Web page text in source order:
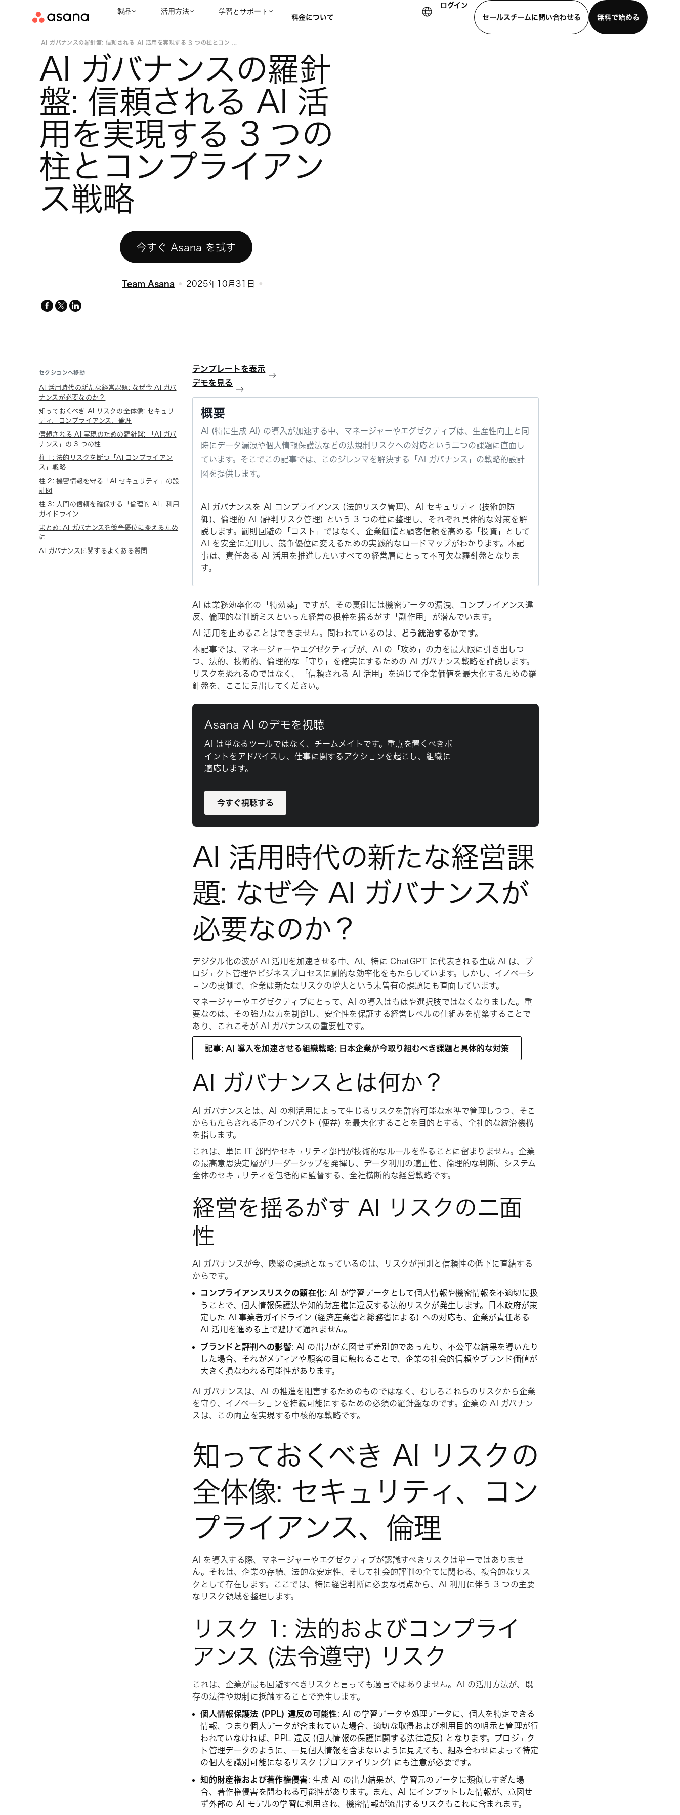
製品 活用方法 学習とサポート
料金について
ログイン
セールスチームに問い合わせる
無料で始める
AI ガバナンスの羅針盤: 信頼される AI 活用を実現する 3 つの柱とコン ...
AI ガバナンスの羅針
盤: 信頼される AI 活
用を実現する 3 つの
柱とコンプライアン
ス戦略
今すぐ Asana を試す
Team Asana 2025年10月31日
facebook
x-
linkedin
セクションへ移動
AI 活用時代の新たな経営課題: なぜ今 AI ガバ
ナンスが必要なのか？
知っておくべき AI リスクの全体像: セキュリ
ティ、コンプライアンス、倫理
信頼される AI 実現のための羅針盤: 「AI ガバ
ナンス」の 3 つの柱
柱 1: 法的リスクを断つ「AI コンプライアン
ス」戦略
柱 2: 機密情報を守る「AI セキュリティ」の設
計図
柱 3: 人間の信頼を確保する「倫理的 AI」利用
ガイドライン
まとめ: AI ガバナンスを競争優位に変えるため
に
AI ガバナンスに関するよくある質問
テンプレートを表示
デモを見る
概要
AI (特に生成 AI) の導入が加速する中、マネージャーやエグゼクティブは、生産性向上と同
時にデータ漏洩や個人情報保護法などの法規制リスクへの対応という二つの課題に直面し
ています。そこでこの記事では、このジレンマを解決する「AI ガバナンス」の戦略的設計
図を提供します。
AI ガバナンスを AI コンプライアンス (法的リスク管理)、AI セキュリティ (技術的防
御)、倫理的 AI (評判リスク管理) という 3 つの柱に整理し、それぞれ具体的な対策を解
説します。罰則回避の「コスト」ではなく、企業価値と顧客信頼を高める「投資」として
AI を安全に運用し、競争優位に変えるための実践的なロードマップがわかります。本記
事は、責任ある AI 活用を推進したいすべての経営層にとって不可欠な羅針盤となりま
す。
AI は業務効率化の「特効薬」ですが、その裏側には機密データの漏洩、コンプライアンス違
反、倫理的な判断ミスといった経営の根幹を揺るがす「副作用」が潜んでいます。
AI 活用を止めることはできません。問われているのは、
どう統治するかです。
本記事では、マネージャーやエグゼクティブが、AI の「攻め」の力を最大限に引き出しつ
つ、法的、技術的、倫理的な「守り」を確実にするための AI ガバナンス戦略を詳説します。
リスクを恐れるのではなく、「信頼される AI 活用」を通じて企業価値を最大化するための羅
針盤を、ここに見出してください。
Asana AI のデモを視聴
AI は単なるツールではなく、チームメイトです。重点を置くべきポ
イントをアドバイスし、仕事に関するアクションを起こし、組織に
適応します。
今すぐ視聴する
AI 活用時代の新たな経営課
題: なぜ今 AI ガバナンスが
必要なのか？
デジタル化の波が AI 活用を加速させる中、AI、特に ChatGPT に代表される 生成 AI は、 プ
ロジェクト管理やビジネスプロセスに劇的な効率化をもたらしています。しかし、イノベーシ
ョンの裏側で、企業は新たなリスクの増大という未曽有の課題にも直面しています。
マネージャーやエグゼクティブにとって、AI の導入はもはや選択肢ではなくなりました。重
要なのは、その強力な力を制御し、安全性を保証する経営レベルの仕組みを構築することで
あり、これこそが AI ガバナンスの重要性です。
記事: AI 導入を加速させる組織戦略: 日本企業が今取り組むべき課題と具体的な対策
AI ガバナンスとは何か？
AI ガバナンスとは、AI の利活用によって生じるリスクを許容可能な水準で管理しつつ、そこ
からもたらされる正のインパクト (便益) を最大化することを目的とする、全社的な統治機構
を指します。
これは、単に IT 部門やセキュリティ部門が技術的なルールを作ることに留まりません。企業
の最高意思決定層がリーダーシップを発揮し、データ利用の適正性、倫理的な判断、システム
全体のセキュリティを包括的に監督する、全社横断的な経営戦略です。
経営を揺るがす AI リスクの二面
性
AI ガバナンスが今、喫緊の課題となっているのは、リスクが罰則と信頼性の低下に直結する
からです。
コンプライアンスリスクの顕在化: AI が学習データとして個人情報や機密情報を不適切に扱
うことで、個人情報保護法や知的財産権に違反する法的リスクが発生します。日本政府が策
定した AI 事業者ガイドライン (経済産業省と総務省による) への対応も、企業が責任ある
AI 活用を進める上で避けて通れません。
ブランドと評判への影響: AI の出力が意図せず差別的であったり、不公平な結果を導いたり
した場合、それがメディアや顧客の目に触れることで、企業の社会的信頼やブランド価値が
大きく損なわれる可能性があります。
AI ガバナンスは、AI の推進を阻害するためのものではなく、むしろこれらのリスクから企業
を守り、イノベーションを持続可能にするための必須の羅針盤なのです。企業の AI ガバナン
スは、この両立を実現する中核的な戦略です。
知っておくべき AI リスクの
全体像: セキュリティ、コン
プライアンス、倫理
AI を導入する際、マネージャーやエグゼクティブが認識すべきリスクは単一ではありませ
ん。それは、企業の存続、法的な安定性、そして社会的評判の全てに関わる、複合的なリス
クとして存在します。ここでは、特に経営判断に必要な視点から、AI 利用に伴う 3 つの主要
なリスク領域を整理します。
リスク 1: 法的およびコンプライ
アンス (法令遵守) リスク
これは、企業が最も回避すべきリスクと言っても過言ではありません。AI の活用方法が、既
存の法律や規制に抵触することで発生します。
個人情報保護法 (PPL) 違反の可能性: AI の学習データや処理データに、個人を特定できる
情報、つまり個人データが含まれていた場合、適切な取得および利用目的の明示と管理が行
われていなければ、PPL 違反 (個人情報の保護に関する法律違反) となります。プロジェク
ト管理データのように、一見個人情報を含まないように見えても、組み合わせによって特定
の個人を識別可能になるリスク (プロファイリング) にも注意が必要です。
知的財産権および著作権侵害: 生成 AI の出力結果が、学習元のデータに類似しすぎた場
合、著作権侵害を問われる可能性があります。また、AI にインプットした情報が、意図せ
ず外部の AI モデルの学習に利用され、機密情報が流出するリスクもこれに含まれます。